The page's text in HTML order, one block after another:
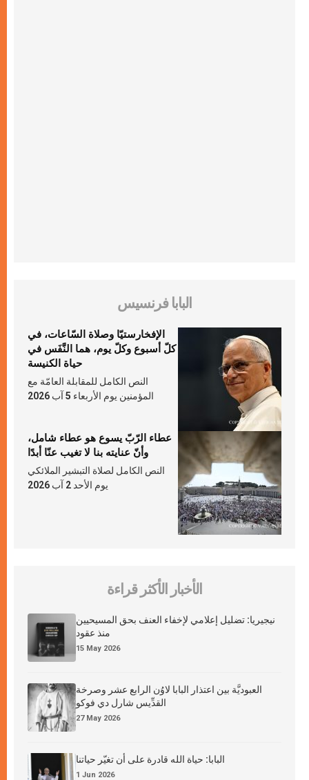
البابا فرنسيس
الإفخارستيّا وصلاة السّاعات، في
كلّ أسبوع وكلّ يوم، هما النَّفَس في
حياة الكنيسة
النص الكامل للمقابلة العامّة مع
المؤمنين يوم الأربعاء 5 آب 2026
عطاء الرّبّ يسوع هو عطاء شامل،
وأنّ عنايته بنا لا تغيب عنّا أبدًا
النص الكامل لصلاة التبشير الملائكي
يوم الأحد 2 آب 2026
الأخبار الأكثر قراءة
نيجيريا: تضليل إعلامي لإخفاء العنف بحق المسيحيين
منذ عقود
15 May 2026
العبوديَّة بين اعتذار البابا لاوُن الرابع عشر وصرخة
القدِّيس شارل دي فوكو
27 May 2026
البابا: حياة الله قادرة على أن تغيّر حياتنا
1 Jun 2026